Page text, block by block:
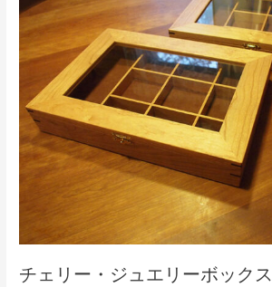
小
抽
斗
チェリー・ジュエリーボックス